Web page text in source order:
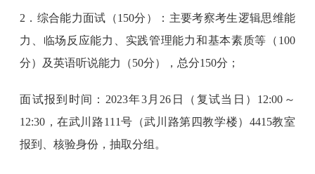
2．综合能力面试（150分）：主要考察考生逻辑思维能
力、临场反应能力、实践管理能力和基本素质等（100
分）及英语听说能力（50分），总分150分；
面试报到时间：2023年3月26日（复试当日）12:00～
12:30，在武川路111号（武川路第四教学楼）4415教室
报到、核验身份，抽取分组。